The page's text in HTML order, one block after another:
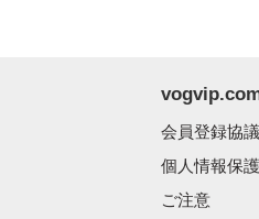
会員登録協
個人情報保
ご注意